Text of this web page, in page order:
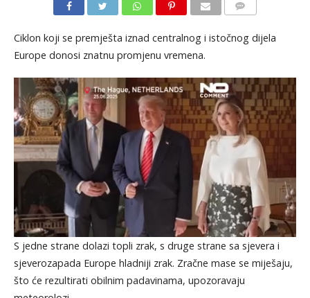
Ciklon koji se premješta iznad centralnog i istočnog dijela
Europe donosi znatnu promjenu vremena.
S jedne strane dolazi topli zrak, s druge strane sa sjevera i
sjeverozapada Europe hladniji zrak. Zračne mase se miješaju,
što će rezultirati obilnim padavinama, upozoravaju